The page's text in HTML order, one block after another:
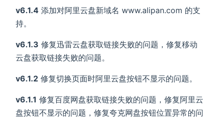
v6.1.4 添加对阿里云盘新域名 www.alipan.com 的支
持。
v6.1.3 修复迅雷云盘获取链接失败的问题，修复移动
云盘获取链接失败的问题。
v6.1.2 修复切换页面时阿里云盘按钮不显示的问题。
v6.1.1 修复百度网盘获取链接失败的问题，修复阿里云
盘按钮不显示的问题，修复夸克网盘按钮位置异常的问